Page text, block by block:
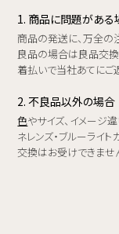
1. 商品に問題がある
商品の発送に、万全の
良品の場合は良品交
着払いで当社あてにご
2. 不良品以外の場合
色やサイズ、イメージ
ネレンズ・ブルーライ
交換はお受けできませ